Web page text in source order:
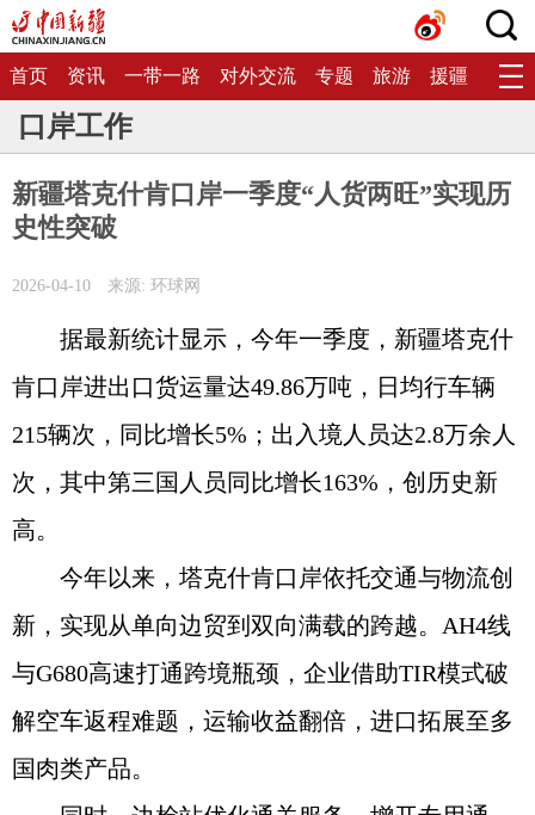
首页 资讯 一带一路 对外交流 专题 旅游 援疆 生态
口岸工作
新疆塔克什肯口岸一季度“人货两旺”实现历
史性突破
2026-04-10 来源: 环球网
据最新统计显示，今年一季度，新疆塔克什
肯口岸进出口货运量达49.86万吨，日均行车辆
215辆次，同比增长5%；出入境人员达2.8万余人
次，其中第三国人员同比增长163%，创历史新
高。
今年以来，塔克什肯口岸依托交通与物流创
新，实现从单向边贸到双向满载的跨越。AH4线
与G680高速打通跨境瓶颈，企业借助TIR模式破
解空车返程难题，运输收益翻倍，进口拓展至多
国肉类产品。